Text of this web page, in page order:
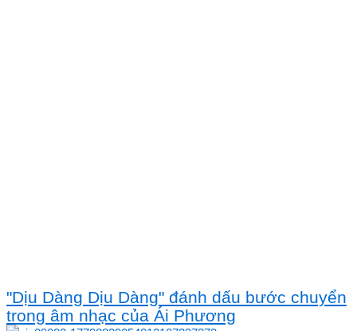
"Dịu Dàng Dịu Dàng" đánh dấu bước chuyển
trong âm nhạc của Ái Phương